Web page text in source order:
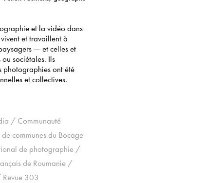
et la vidéo dans
et travaillent à
— et celles et
sociétales. Ils
photographies ont été
et collectives.
/ Communauté
communes du Bocage
de photographie /
de Roumanie /
303